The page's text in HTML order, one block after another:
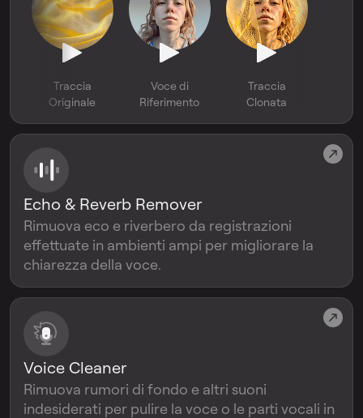
Voice Cleaner
Rimuova rumori di fondo e altri suoni
indesiderati per pulire la voce o le parti vocali in
Traccia
Originale
Voce di
Riferimento
Traccia
Clonata
Echo & Reverb Remover
Rimuova eco e riverbero da registrazioni
effettuate in ambienti ampi per migliorare la
chiarezza della voce.